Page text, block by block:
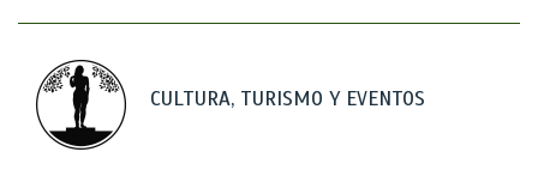
CULTURA, TURISMO Y EVENTOS